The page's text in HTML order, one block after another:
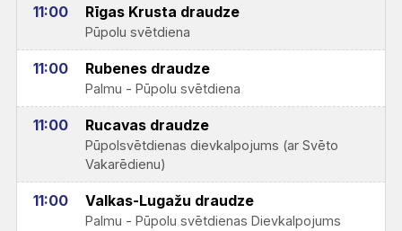
11:00 Rīgas Krusta draudze
Pūpolu svētdiena
11:00 Rubenes draudze
Palmu - Pūpolu svētdiena
11:00 Rucavas draudze
Pūpolsvētdienas dievkalpojums (ar Svēto
Vakarēdienu)
11:00 Valkas-Lugažu draudze
Palmu - Pūpolu svētdienas Dievkalpojums